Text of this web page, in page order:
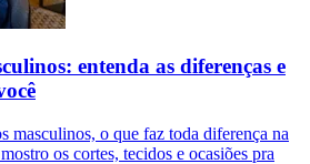
entenda as diferenças e
masculinos, o que faz toda diferença na
os cortes, tecidos e ocasiões pra